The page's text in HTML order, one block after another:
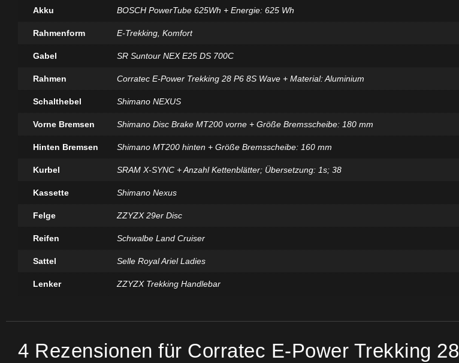
Akku BOSCH PowerTube 625Wh + Energie: 625 Wh
Rahmenform E-Trekking Komfort
Gabel SR Suntour NEX E25 DS 700C
Rahmen Corratec E-Power Trekking 28 P6 8S Wave + Material: Aluminium
Schalthebel Shimano NEXUS
Vorne Bremsen Shimano Disc Brake MT200 vorne + Größe Bremsscheibe: 180 mm
Hinten Bremsen Shimano MT200 hinten + Größe Bremsscheibe: 160 mm
Kurbel SRAM X-SYNC + Anzahl Kettenblätter; Übersetzung: 1s; 38
Kassette Shimano Nexus
Felge ZZYZX 29er Disc
Reifen Schwalbe Land Cruiser
Sattel Selle Royal Ariel Ladies
Lenker ZZYZX Trekking Handlebar
4 Rezensionen für Corratec E-Power Trekking